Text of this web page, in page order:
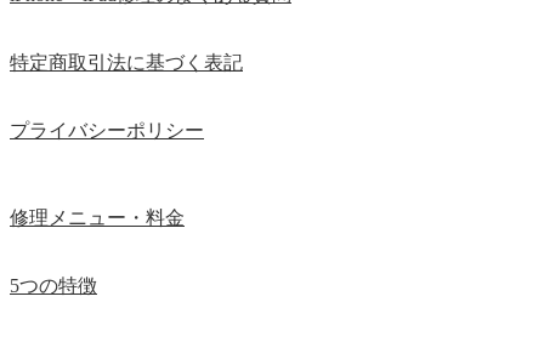
特定商取引法に基づく表記
プライバシーポリシー
修理メニュー・料金
5つの特徴